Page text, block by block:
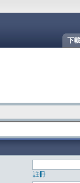
下載
註冊